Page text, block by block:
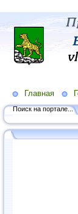
Главная
Поиск на портале...